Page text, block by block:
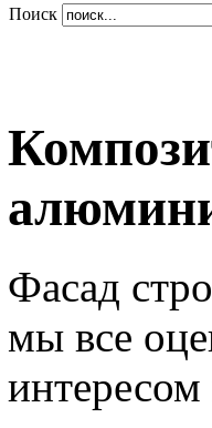
Поиск
Фасад
мы все